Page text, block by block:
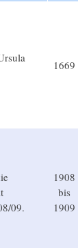
1669
09.
1908
bis
1909